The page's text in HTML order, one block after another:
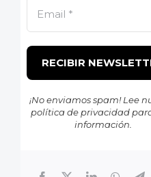
¡No enviamos spam! Lee
política de privacidad
información.